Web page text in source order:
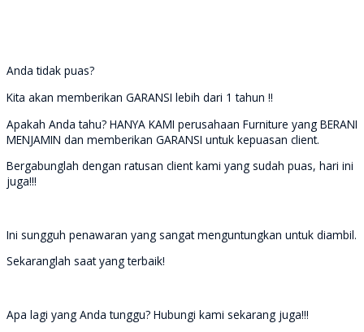
Anda tidak puas?
Kita akan memberikan GARANSI lebih dari 1 tahun !!
Apakah Anda tahu? HANYA KAMI perusahaan Furniture yang BERANI
MENJAMIN dan memberikan GARANSI untuk kepuasan client.
Bergabunglah dengan ratusan client kami yang sudah puas, hari ini
juga!!!
Ini sungguh penawaran yang sangat menguntungkan untuk diambil.
Sekaranglah saat yang terbaik!
Apa lagi yang Anda tunggu? Hubungi kami sekarang juga!!!